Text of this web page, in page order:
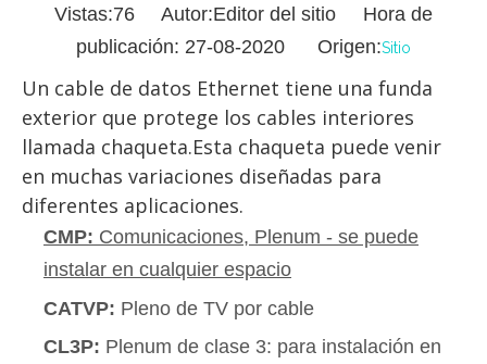
Vistas:76 Autor:Editor del sitio Hora de
publicación: 27-08-2020 Origen:Sitio
Un cable de datos Ethernet tiene una funda
exterior que protege los cables interiores
llamada chaqueta.Esta chaqueta puede venir
en muchas variaciones diseñadas para
diferentes aplicaciones.
CMP: Comunicaciones, Plenum - se puede
instalar en cualquier espacio
CATVP: Pleno de TV por cable
CL3P: Plenum de clase 3: para instalación en